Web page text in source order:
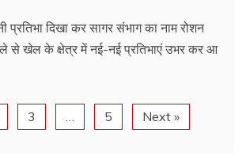
प्रतिभा दिखा कर सागर संभाग का नाम रोशन
से खेल के क्षेत्र में नई-नई प्रतिभाएं उभर कर आ
3 … 5 Next »